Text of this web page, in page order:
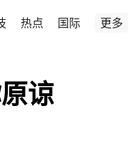
热点 国际 更多
谅